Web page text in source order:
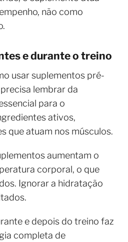
não como
e durante o treino
usar suplementos pré-
lembrar da
para o
ativos,
que atuam nos músculos.
aumentam o
corporal, o que
Ignorar a hidratação
e depois do treino faz
completa de